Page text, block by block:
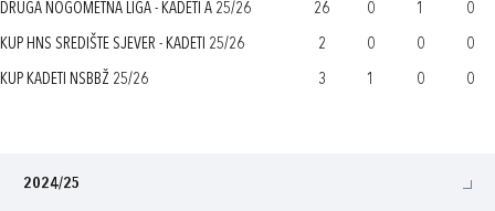
DRUGA NOGOMETNA LIGA - KADETI A 25/26 26 0 1 0
KUP HNS SREDIŠTE SJEVER - KADETI 25/26 2 0 0 0
KUP KADETI NSBBŽ 25/26 3 1 0 0
2024/25